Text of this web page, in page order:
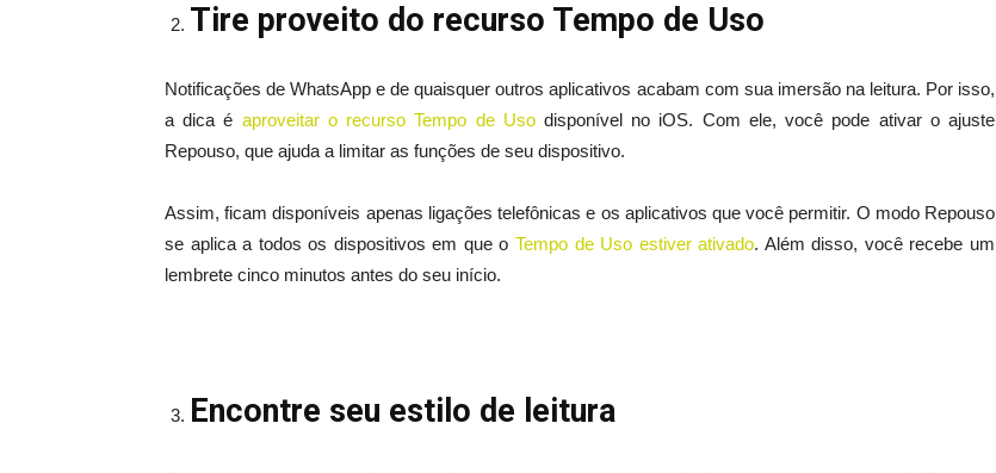
Tire proveito do recurso Tempo de Uso
Notificações de WhatsApp e de quaisquer outros aplicativos acabam com sua imersão na leitura. Por isso,
a dica é aproveitar o recurso Tempo de Usodisponível no iOS. Com ele, você pode ativar o ajuste
Repouso, que ajuda a limitar as funções de seu dispositivo.
Assim, ficam disponíveis apenas ligações telefônicas e os aplicativos que você permitir. O modo Repouso
se aplica a todos os dispositivos em que o Tempo de Uso estiver ativado. Além disso, você recebe um
lembrete cinco minutos antes do seu início.
Encontre seu estilo de leitura